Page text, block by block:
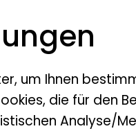
um Ihnen
die für den
Analyse/